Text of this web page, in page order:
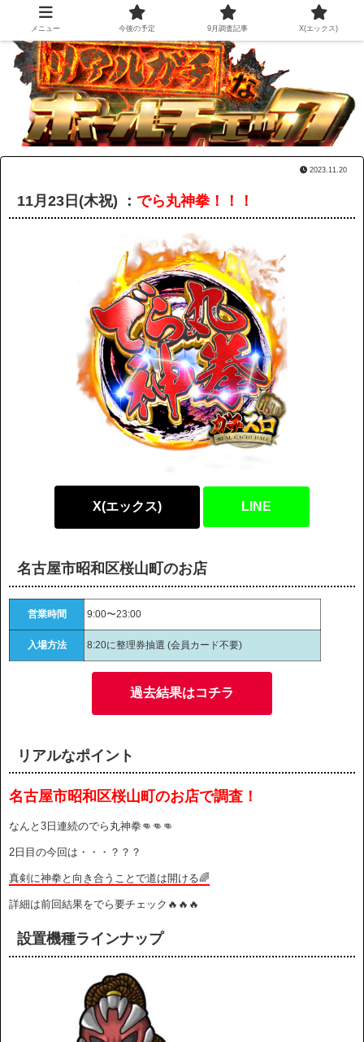
2023.11.20
11月23日(木祝) ： でら丸神拳！！！
X(エックス) LINE
名古屋市昭和区桜山町のお店
営業時間 9:00〜23:00
入場方法 8:20に整理券抽選 (会員カード不要)
過去結果はコチラ
リアルなポイント
名古屋市昭和区桜山町のお店で調査！
なんと3日連続のでら丸神拳👊👊👊
2日目の今回は・・・？？？
真剣に神拳と向き合うことで道は開ける🌈
詳細は前回結果をでら要チェック🔥🔥🔥
設置機種ラインナップ
メニュー 今後の予定 9月調査記事 X(エックス)